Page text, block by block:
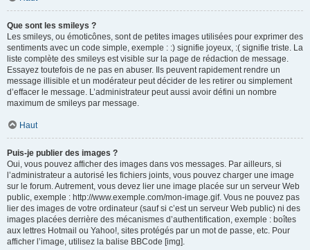
Que sont les smileys ?
Les smileys, ou émoticônes, sont de petites images utilisées pour exprimer des
sentiments avec un code simple, exemple : :) signifie joyeux, :( signifie triste. La
liste complète des smileys est visible sur la page de rédaction de message.
Essayez toutefois de ne pas en abuser. Ils peuvent rapidement rendre un
message illisible et un modérateur peut décider de les retirer ou simplement
d’effacer le message. L’administrateur peut aussi avoir défini un nombre
maximum de smileys par message.
Haut
Puis-je publier des images ?
Oui, vous pouvez afficher des images dans vos messages. Par ailleurs, si
l’administrateur a autorisé les fichiers joints, vous pouvez charger une image
sur le forum. Autrement, vous devez lier une image placée sur un serveur Web
public, exemple : http://www.exemple.com/mon-image.gif. Vous ne pouvez pas
lier des images de votre ordinateur (sauf si c’est un serveur Web public) ni des
images placées derrière des mécanismes d’authentification, exemple : boîtes
aux lettres Hotmail ou Yahoo!, sites protégés par un mot de passe, etc. Pour
afficher l’image, utilisez la balise BBCode [img].